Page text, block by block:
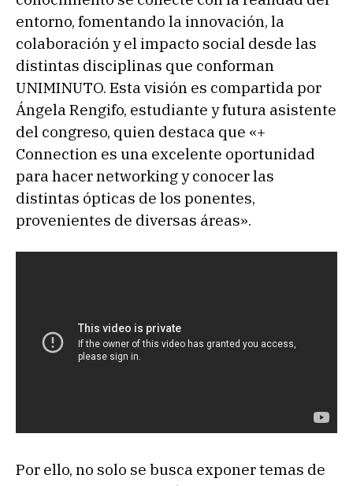
entorno, fomentando la innovación, la
colaboración y el impacto social desde las
distintas disciplinas que conforman
UNIMINUTO. Esta visión es compartida por
Ángela Rengifo, estudiante y futura asistente
del congreso, quien destaca que «+
Connection es una excelente oportunidad
para hacer networking y conocer las
distintas ópticas de los ponentes,
provenientes de diversas áreas».
Por ello, no solo se busca exponer temas de